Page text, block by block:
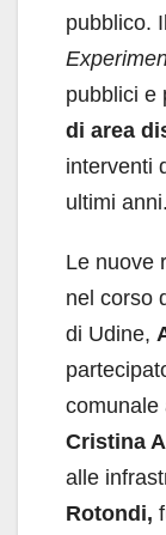
pubblico.
pubblici e
di area
interventi
ultimi anni.
Le nuove
nel corso
di Udine,
comunale
Cristina
alle
Rotondi,